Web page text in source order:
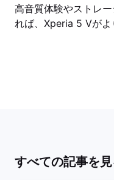
高音質体験やストレ
れば、Xperia 5 Vがよ
すべての記事を